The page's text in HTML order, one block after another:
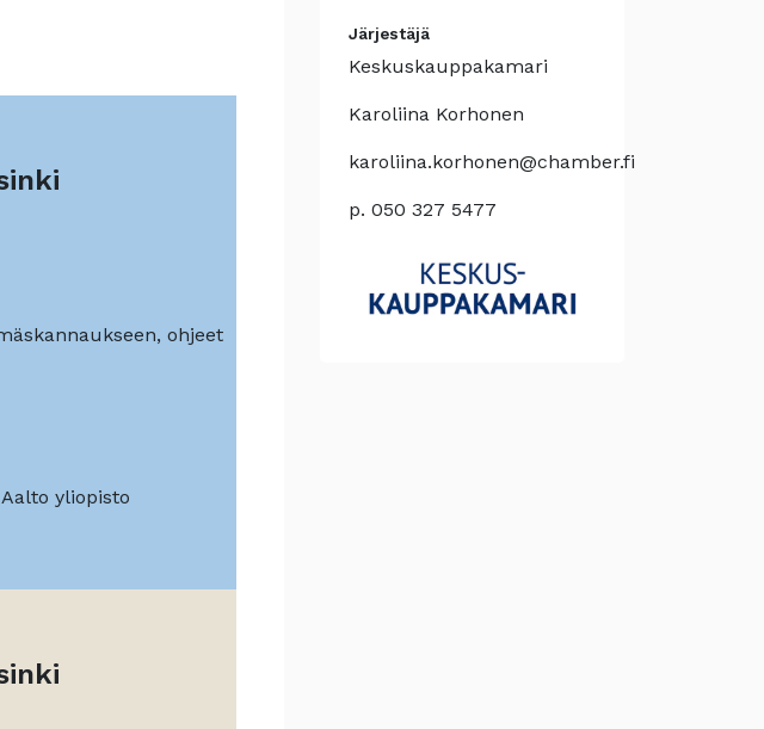
ohjeet
yliopisto
Järjestäjä
Keskuskauppakamari
Karoliina Korhonen
karoliina.korhonen@chamber.fi
p. 050 327 5477